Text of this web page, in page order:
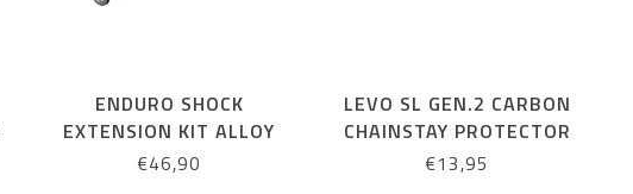
ENDURO SHOCK
EXTENSION KIT ALLOY
€46,90
LEVO SL GEN.2 CARBON
CHAINSTAY PROTECTOR
CO-MOLDED
€13,95